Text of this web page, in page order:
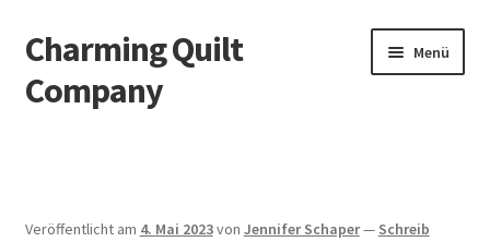
Zur
Navigation
springen
Zum
Inhalt
springen
Charming Quilt
Company
Menü
Veröffentlicht am 4. Mai 2023von Jennifer Schaper— Schreib